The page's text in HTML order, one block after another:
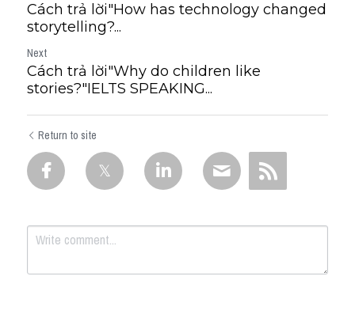
Cách trả lời"How has technology changed
storytelling?...
Next
Cách trả lời"Why do children like
stories?"IELTS SPEAKING...
Return to site